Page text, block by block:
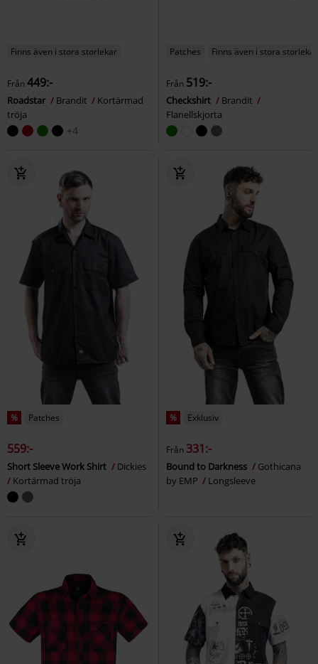
Finns även i stora storlekar
Från449:-
Roadstar Brandit
Kortärmad
tröja
+4
Patches Finns även i stora storlekar
Från 519:-
Checkshirt
Brandit
Flanellskjorta
% Patches
559:-
Short Sleeve Work Shirt
Dickies
Kortärmad tröja
% Exklusiv
Från 331:-
Bound to Darkness
Gothicana
by EMP
Longsleeve